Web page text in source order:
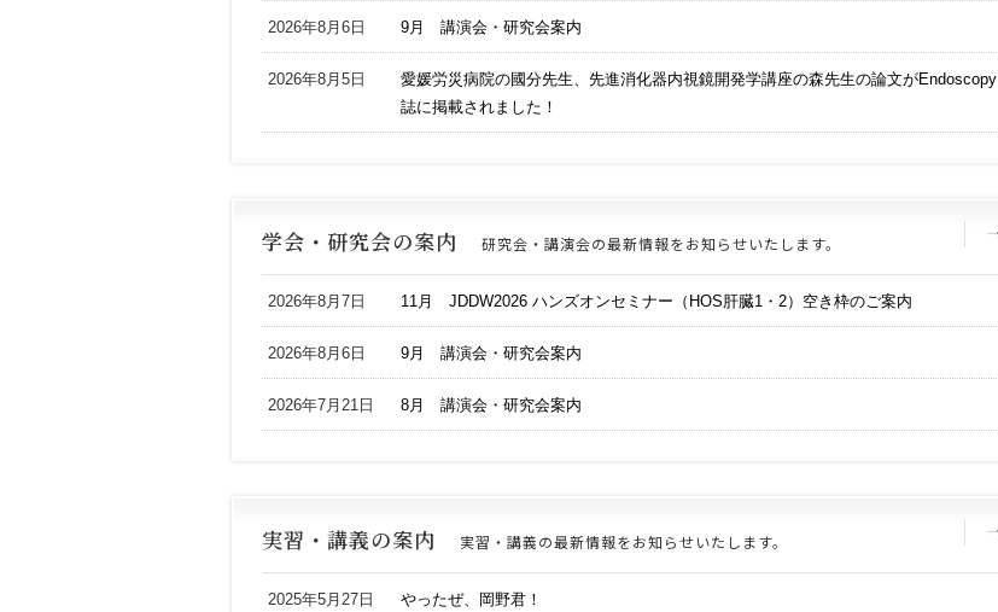
2026年8月6日 9月 講演会・研究会案内
2026年8月5日
愛媛労災病院の國分先生、先進消化器内視鏡開発学講座の森先生の論文がEndoscopy
誌に掲載されました！
学会・研究会の案内 研究会・講演会の最新情報をお知らせいたします。
2026年8月7日 11月 JDDW2026 ハンズオンセミナー（HOS肝臓1・2）空き枠のご案内
2026年8月6日 9月 講演会・研究会案内
2026年7月21日 8月 講演会・研究会案内
実習・講義の案内 実習・講義の最新情報をお知らせいたします。
2025年5月27日 やったぜ、岡野君！